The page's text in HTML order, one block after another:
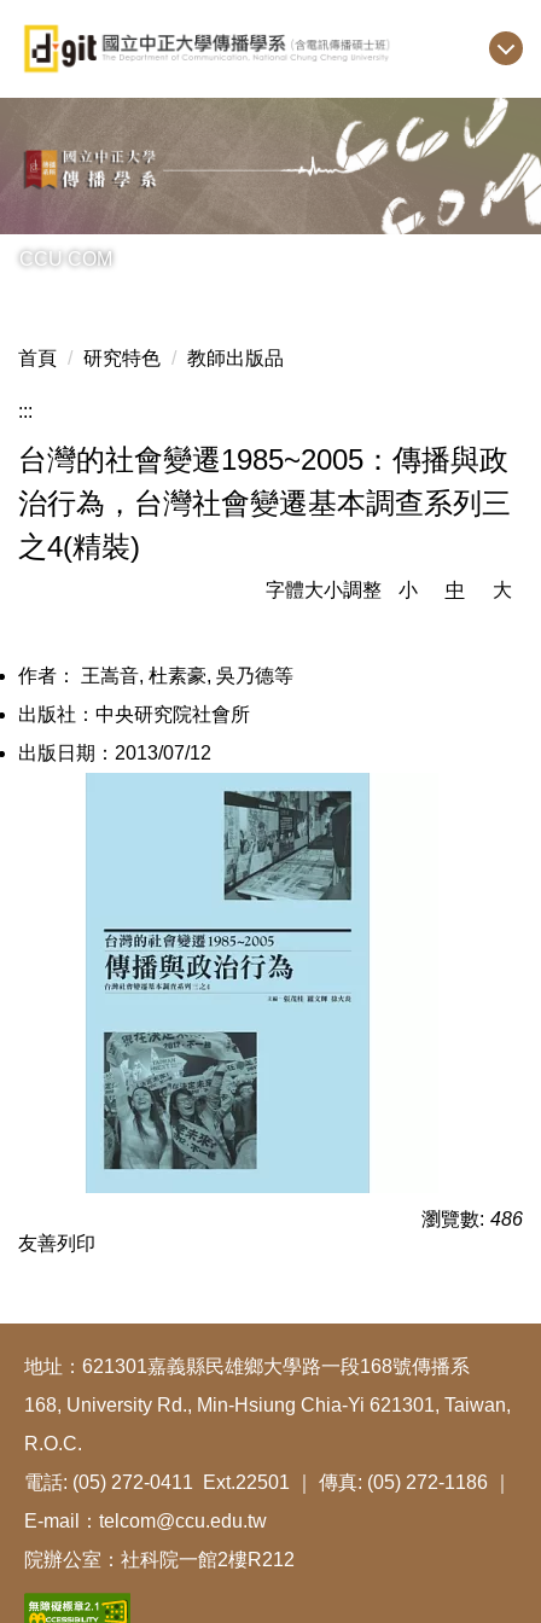
主
區
CCU COM
首頁 研究特色 教師出版品
:::
台灣的社會變遷1985~2005：傳播與政
治行為，台灣社會變遷基本調查系列三
之4(精裝)
字體大小調整 小 中 大
作者： 王嵩音, 杜素豪, 吳乃德等
出版社：中央研究院社會所
出版日期：2013/07/12
瀏覽數: 486
友善列印
地址：621301嘉義縣民雄鄉大學路一段168號傳播系
168, University Rd., Min-Hsiung Chia-Yi 621301, Taiwan,
R.O.C.
電話: (05) 272-0411 Ext.22501 ｜ 傳真: (05) 272-1186 ｜
E-mail：telcom@ccu.edu.tw
院辦公室：社科院一館2樓R212